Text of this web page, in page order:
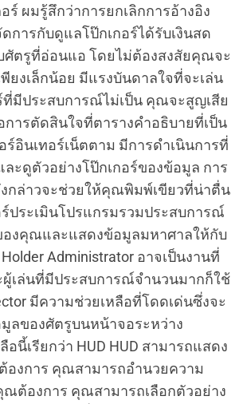
ร์ ผมรู้สึกว่าการยกเลิกการอ้างอิง
การกับดูแลโป๊กเกอร์ได้รับเงินสด
ศัตรูที่อ่อนแอ โดยไม่ต้องสงสัยคุณจะ
พียงเล็กน้อย มีแรงบันดาลใจที่จะเล่น
ที่มีประสบการณ์ไม่เป็น คุณจะสูญเสีย
การตัดสินใจที่ตารางคำอธิบายที่เป็น
ร์อินเทอร์เน็ตตาม มีการดำเนินการที่
ะดูตัวอย่างโป๊กเกอร์ของข้อมูล การ
กล่าวจะช่วยให้คุณพิมพ์เขียวที่น่าตื่น
ประเมินโปรแกรมรวมประสบการณ์
งคุณและแสดงข้อมูลมหาศาลให้กับ
Administrator อาจเป็นงานที่
เล่นที่มีประสบการณ์จำนวนมากก็ใช้
มีความช่วยเหลือที่โดดเด่นซึ่งจะ
ลของศัตรูบนหน้าจอระหว่าง
อนี้เรียกว่า HUD HUD สามารถแสดง
งการ คุณสามารถอำนวยความ
ต้องการ คุณสามารถเลือกตัวอย่าง